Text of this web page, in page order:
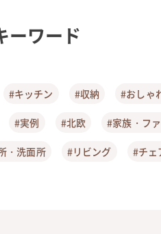
ーワード
#キッチン #収納 #おしゃ
#実例 #北欧 #家族・フ
・洗面所 #リビング #チェ